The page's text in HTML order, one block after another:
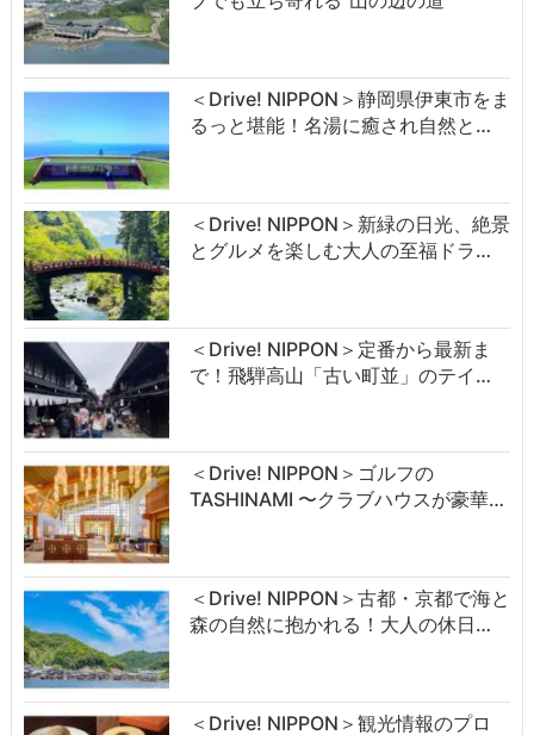
＜Drive! NIPPON＞静岡県伊東市をま
るっと堪能！名湯に癒され自然と…
＜Drive! NIPPON＞新緑の日光、絶景
とグルメを楽しむ大人の至福ドラ…
＜Drive! NIPPON＞定番から最新ま
で！飛騨高山「古い町並」のテイ…
＜Drive! NIPPON＞ゴルフの
TASHINAMI 〜クラブハウスが豪華…
＜Drive! NIPPON＞古都・京都で海と
森の自然に抱かれる！大人の休日…
＜Drive! NIPPON＞観光情報のプロ